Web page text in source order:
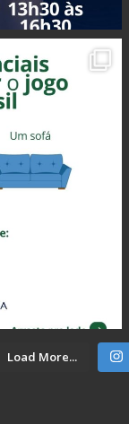
Load More...